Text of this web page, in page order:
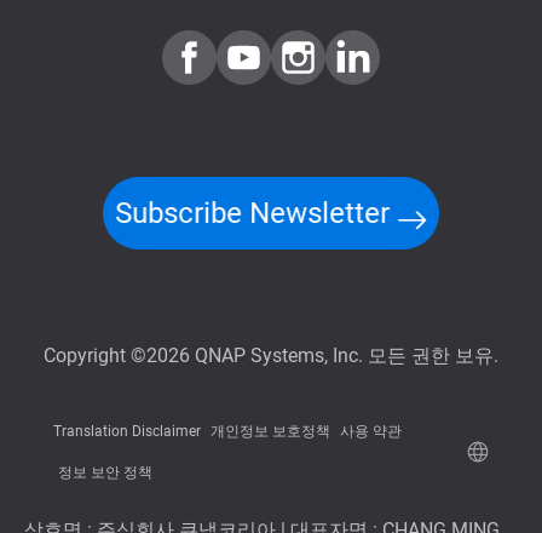
Subscribe Newsletter
Copyright ©2026 QNAP Systems, Inc. 모든 권한 보유.
Translation Disclaimer 개인정보 보호정책 사용 약관
정보 보안 정책